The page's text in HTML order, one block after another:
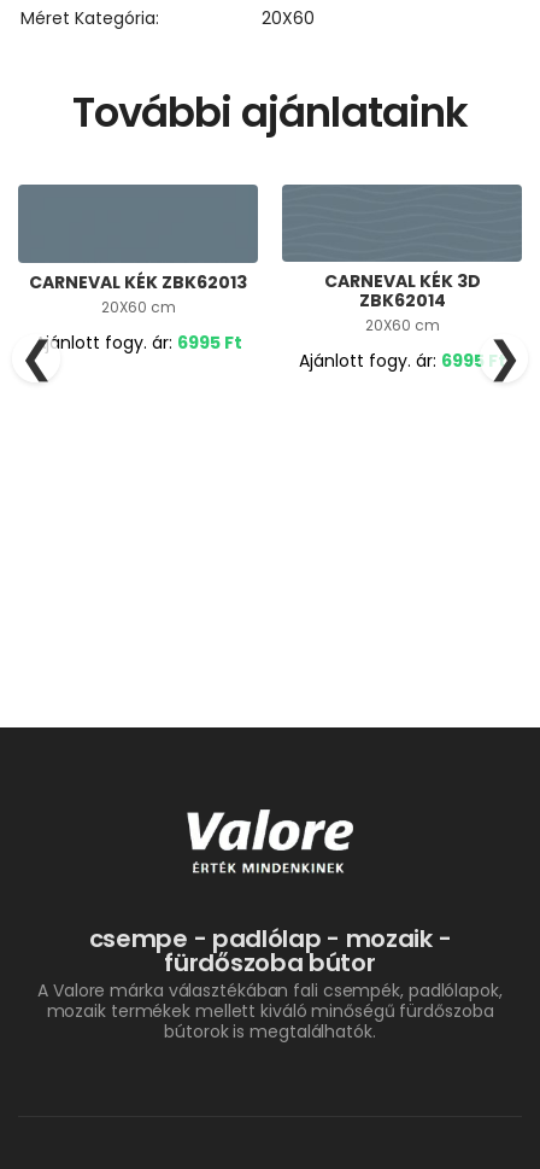
Méret Kategória
20X60
További ajánlataink
CARNEVAL KÉK ZBK62013
20X60 cm
Ajánlott fogy. ár: 6995 Ft
CARNEVAL KÉK 3D
ZBK62014
20X60 cm
Ajánlott fogy. ár: 6995 Ft
❮ ❯
csempe - padlólap - mozaik -
fürdőszoba bútor
A Valore márka választékában fali csempék, padlólapok,
mozaik termékek mellett kiváló minőségű fürdőszoba
bútorok is megtalálhatók.